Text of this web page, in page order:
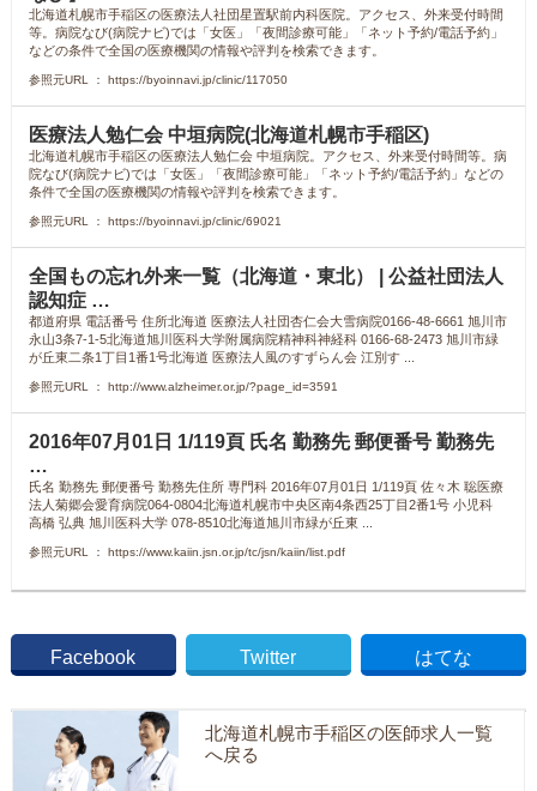
北海道札幌市手稲区の医療法人社団星置駅前内科医院。アクセス、外来受付時間
等。病院なび(病院ナビ)では「女医」「夜間診療可能」「ネット予約/電話予約」
などの条件で全国の医療機関の情報や評判を検索できます。
参照元URL ： https://byoinnavi.jp/clinic/117050
医療法人勉仁会 中垣病院(北海道札幌市手稲区)
北海道札幌市手稲区の医療法人勉仁会 中垣病院。アクセス、外来受付時間等。病
院なび(病院ナビ)では「女医」「夜間診療可能」「ネット予約/電話予約」などの
条件で全国の医療機関の情報や評判を検索できます。
参照元URL ： https://byoinnavi.jp/clinic/69021
全国もの忘れ外来一覧（北海道・東北） | 公益社団法人
認知症 …
都道府県 電話番号 住所北海道 医療法人社団杏仁会大雪病院0166-48-6661 旭川市
永山3条7-1-5北海道旭川医科大学附属病院精神科神経科 0166-68-2473 旭川市緑
が丘東二条1丁目1番1号北海道 医療法人風のすずらん会 江別す ...
参照元URL ： http://www.alzheimer.or.jp/?page_id=3591
2016年07月01日 1/119頁 氏名 勤務先 郵便番号 勤務先
…
氏名 勤務先 郵便番号 勤務先住所 専門科 2016年07月01日 1/119頁 佐々木 聡医療
法人菊郷会愛育病院064-0804北海道札幌市中央区南4条西25丁目2番1号 小児科
高橋 弘典 旭川医科大学 078-8510北海道旭川市緑が丘東 ...
参照元URL ： https://www.kaiin.jsn.or.jp/tc/jsn/kaiin/list.pdf
Facebook Twitter はてな
北海道札幌市手稲区の医師求人一覧
へ戻る